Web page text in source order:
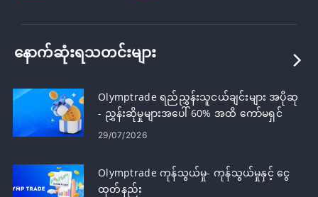
နောက်ဆုံးရသတင်းများ
Olymptrade ရည်ညွှန်းသူငယ်ချင်းများ အပိုဆု
- ညွှန်းဆိုမှုများအပေါ် 60% အထိ ကော်မရှင်
ရယူပါ။
29/07/2026
Olymptrade ကုန်သွယ်မှု- ကုန်သွယ်မှုနှင့် ငွေ
ထုတ်နည်း